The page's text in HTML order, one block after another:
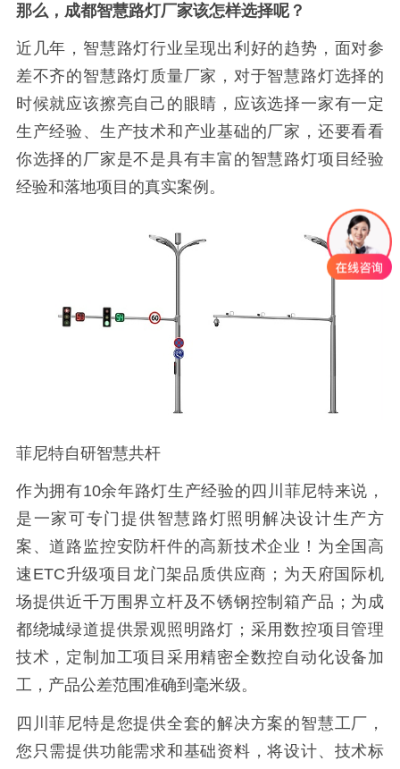
那么，成都智慧路灯厂家该怎样选择呢？
近几年，智慧路灯行业呈现出利好的趋势，面对参
差不齐的智慧路灯质量厂家，对于智慧路灯选择的
时候就应该擦亮自己的眼睛，应该选择一家有一定
生产经验、生产技术和产业基础的厂家，还要看看
你选择的厂家是不是具有丰富的智慧路灯项目经验
经验和落地项目的真实案例。
菲尼特自研智慧共杆
作为拥有10余年路灯生产经验的四川菲尼特来说，
是一家可专门提供智慧路灯照明解决设计生产方
案、道路监控安防杆件的高新技术企业！为全国高
速ETC升级项目龙门架品质供应商；为天府国际机
场提供近千万围界立杆及不锈钢控制箱产品；为成
都绕城绿道提供景观照明路灯；采用数控项目管理
技术，定制加工项目采用精密全数控自动化设备加
工，产品公差范围准确到毫米级。
四川菲尼特是您提供全套的解决方案的智慧工厂，
您只需提供功能需求和基础资料，将设计、技术标